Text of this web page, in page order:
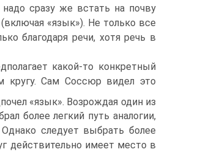
сразу же встать на почву
«язык»). Не только все
благодаря речи, хотя речь в
какой-то конкретный
кругу. Сам Соссюр видел это
«язык». Возрождая один из
более лег­кий путь аналогии,
следует выбрать более
действительно имеет место в